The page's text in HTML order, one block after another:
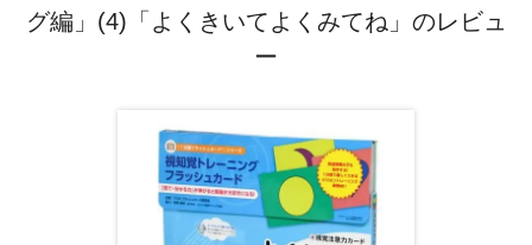
グ編」(4)「よくきいてよくみてね」のレビュ
ー